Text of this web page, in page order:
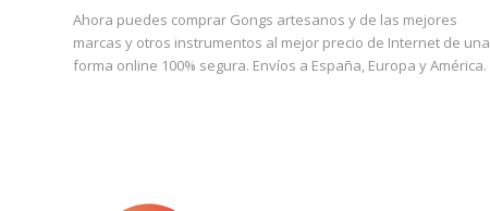
Ahora puedes comprar Gongs artesanos y de las mejores
marcas y otros instrumentos al mejor precio de Internet de una
forma online 100% segura. Envíos a España, Europa y América.